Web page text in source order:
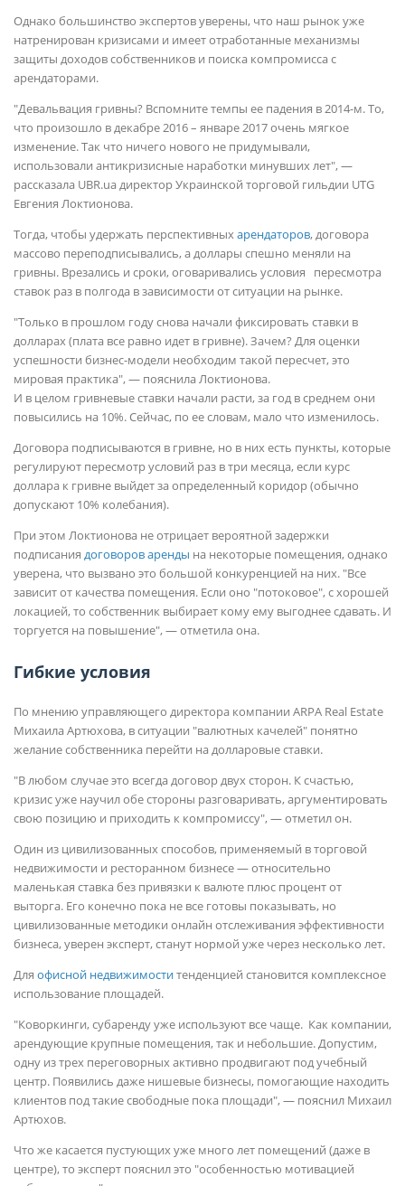
Однако большинство экспертов уверены, что наш рынок уже
натренирован кризисами и имеет отработанные механизмы
защиты доходов собственников и поиска компромисса с
арендаторами.
"Девальвация гривны? Вспомните темпы ее падения в 2014-м. То,
что произошло в декабре 2016 – январе 2017 очень мягкое
изменение. Так что ничего нового не придумывали,
использовали антикризисные наработки минувших лет", —
рассказала UBR.ua директор Украинской торговой гильдии UTG
Евгения Локтионова.
Тогда, чтобы удержать перспективныхарендаторов, договора
массово переподписывались, а доллары спешно меняли на
гривны. Врезались и сроки, оговаривались условия пересмотра
ставок раз в полгода в зависимости от ситуации на рынке.
"Только в прошлом году снова начали фиксировать ставки в
долларах (плата все равно идет в гривне). Зачем? Для оценки
успешности бизнес-модели необходим такой пересчет, это
мировая практика", — пояснила Локтионова.
И в целом гривневые ставки начали расти, за год в среднем они
повысились на 10%. Сейчас, по ее словам, мало что изменилось.
Договора подписываются в гривне, но в них есть пункты, которые
регулируют пересмотр условий раз в три месяца, если курс
доллара к гривне выйдет за определенный коридор (обычно
допускают 10% колебания).
При этом Локтионова не отрицает вероятной задержки
подписания договоров аренды на некоторые помещения, однако
уверена, что вызвано это большой конкуренцией на них. "Все
зависит от качества помещения. Если оно "потоковое", с хорошей
локацией, то собственник выбирает кому ему выгоднее сдавать. И
торгуется на повышение", — отметила она.
Гибкие условия
По мнению управляющего директора компании ARPA Real Estate
Михаила Артюхова, в ситуации "валютных качелей" понятно
желание собственника перейти на долларовые ставки.
"В любом случае это всегда договор двух сторон. К счастью,
кризис уже научил обе стороны разговаривать, аргументировать
свою позицию и приходить к компромиссу", — отметил он.
Один из цивилизованных способов, применяемый в торговой
недвижимости и ресторанном бизнесе — относительно
маленькая ставка без привязки к валюте плюс процент от
выторга. Его конечно пока не все готовы показывать, но
цивилизованные методики онлайн отслеживания эффективности
бизнеса, уверен эксперт, станут нормой уже через несколько лет.
Для офисной недвижимоститенденцией становится комплексное
использование площадей.
"Коворкинги, субаренду уже используют все чаще. Как компании,
арендующие крупные помещения, так и небольшие. Допустим,
одну из трех переговорных активно продвигают под учебный
центр. Появились даже нишевые бизнесы, помогающие находить
клиентов под такие свободные пока площади", — пояснил Михаил
Артюхов.
Что же касается пустующих уже много лет помещений (даже в
центре), то эксперт пояснил это "особенностью мотивацией